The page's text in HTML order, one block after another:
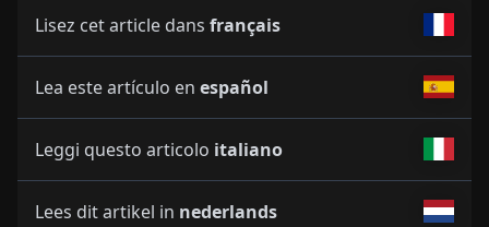
Lisez cet article dans français
Lea este artículo en español
Leggi questo articolo italiano
Lees dit artikel in nederlands